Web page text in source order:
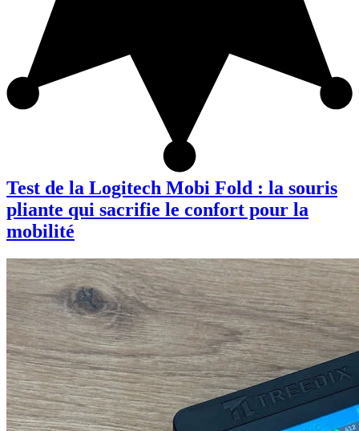
Test de la Logitech Mobi Fold : la souris
pliante qui sacrifie le confort pour la
mobilité